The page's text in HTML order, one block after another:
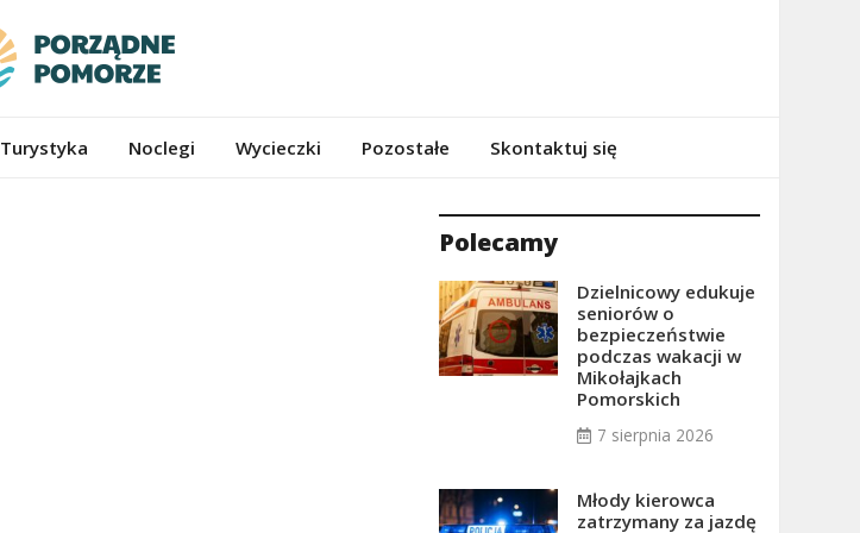
Turystyka Noclegi Wycieczki Pozostałe Skontaktuj się
Polecamy
Dzielnicowy edukuje
seniorów o
bezpieczeństwie
podczas wakacji w
Mikołajkach
Pomorskich
7 sierpnia 2026
Młody kierowca
zatrzymany za jazdę